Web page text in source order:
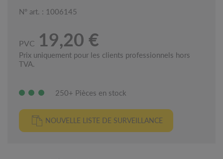
N° art. : 1006145
PVC 19,20 €
Prix uniquement pour les clients professionnels hors
TVA.
250+ Pièces en stock
NOUVELLE LISTE DE SURVEILLANCE